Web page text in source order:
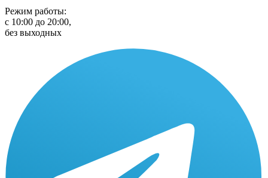
Режим работы:
с 10:00 до 20:00,
без выходных